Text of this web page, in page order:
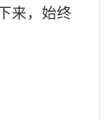
来，始终